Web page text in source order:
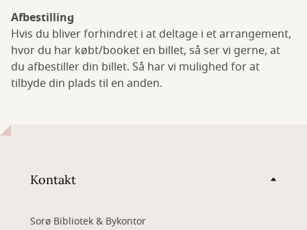
Afbestilling
Hvis du bliver forhindret i at deltage i et arrangement,
hvor du har købt/booket en billet, så ser vi gerne, at
du afbestiller din billet. Så har vi mulighed for at
tilbyde din plads til en anden.
Kontakt
Sorø Bibliotek & Bykontor